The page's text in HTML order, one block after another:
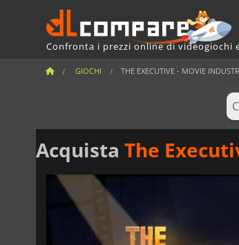
Confronta i prezzi online di videogiochi
GIOCHI THE EXECUTIVE - MOVIE
Acquista The